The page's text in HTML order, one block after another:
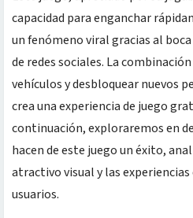
capacidad para enganchar
un fenómeno viral gracias al
de redes sociales. La
vehículos y desbloquear nuevos
crea una experiencia de juego
continuación, exploraremos en
hacen de este juego un éxito,
atractivo visual y las
usuarios.